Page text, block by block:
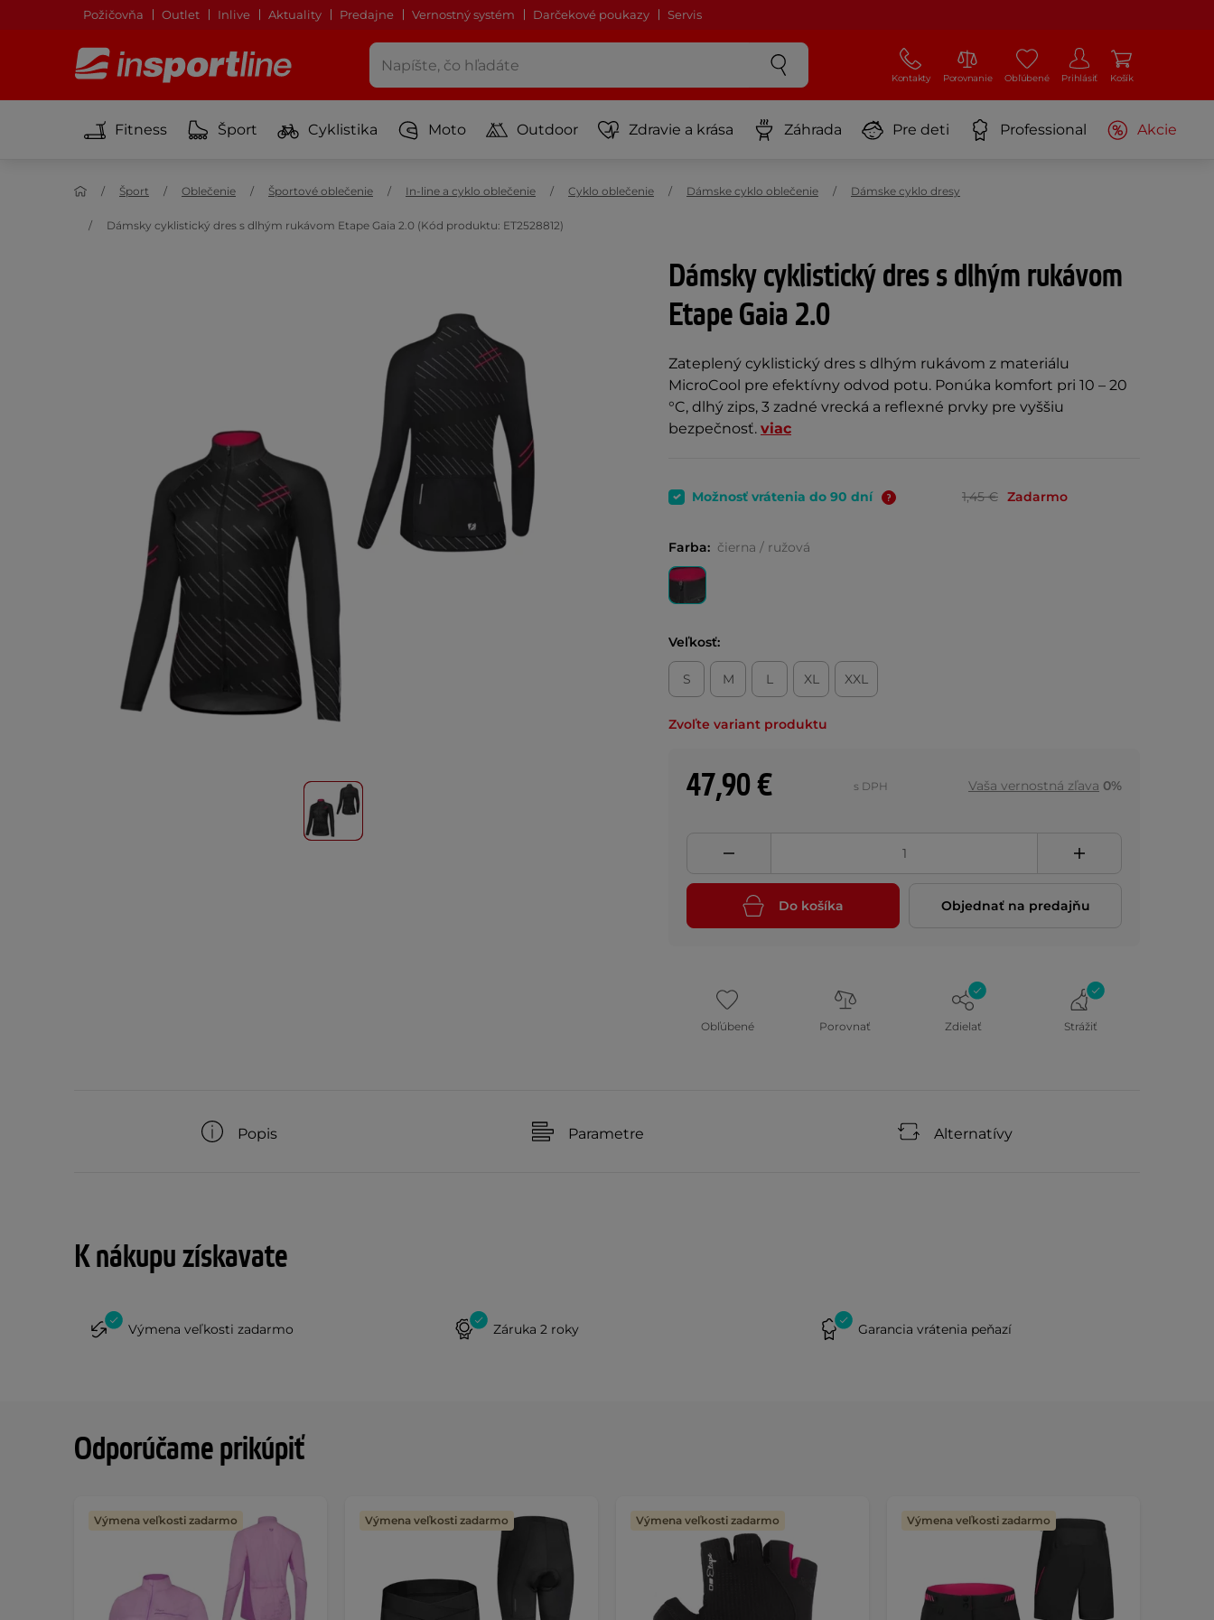
Požičovňa Outlet Inlive Aktuality Predajne Vernostný systém Darčekové poukazy Servis
Kontakty Porovnanie Obľúbené Prihlásiť Košík
Fitness Šport Cyklistika Moto Outdoor Zdravie a krása Záhrada Pre deti Professional Akcie
Šport Oblečenie Športové oblečenie In-line a cyklo oblečenie Cyklo oblečenie Dámske cyklo oblečenie Dámske cyklo dresy
Dámsky cyklistický dres s dlhým rukávom Etape Gaia 2.0 (Kód produktu: ET2528812)
Dámsky cyklistický dres s dlhým rukávom
Etape Gaia 2.0
Zateplený cyklistický dres s dlhým rukávom z materiálu
MicroCool pre efektívny odvod potu. Ponúka komfort pri 10 – 20
°C, dlhý zips, 3 zadné vrecká a reflexné prvky pre vyššiu
bezpečnosť. viac
Možnosť vrátenia do 90 dní 1,45 € Zadarmo
Farba: čierna / ružová
Veľkosť:
S M L XL XXL
Zvoľte variant produktu
47,90 € s DPH Vaša vernostná zľava 0%
Do košíka Objednať na predajňu
Obľúbené Porovnať Zdielať Strážiť
Popis Parametre Alternatívy
K nákupu získavate
Výmena veľkosti zadarmo Záruka 2 roky Garancia vrátenia peňazí
Odporúčame prikúpiť
Výmena veľkosti zadarmo Výmena veľkosti zadarmo Výmena veľkosti zadarmo Výmena veľkosti zadarmo